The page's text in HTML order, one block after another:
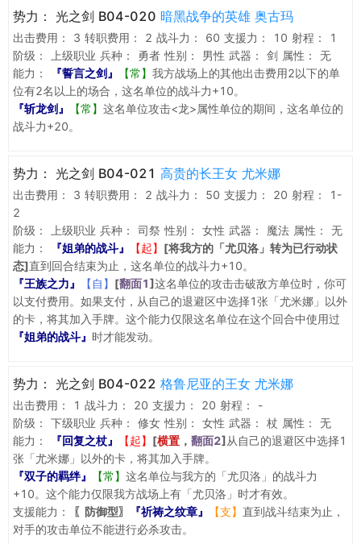
势力： 光之剑 B04-020 暗黑战争的英雄 奥古玛
出击费用： 3 转职费用： 2 战斗力： 60 支援力： 10 射程：
1
阶级：
上级职业 兵种： 勇者 性别： 男性 武器： 剑 属性：
无
能力：
『誓言之剑』 【常】 我方战场上的其他出击费用2以下的单
位有2名以上的场合，这名单位的战斗力+10。
『斩龙剑』
【常】 这名单位攻击<龙>属性单位的期间，这名单位的
战斗力+20。
势力： 光之剑 B04-021 高贵的长王女 尤米娜
出击费用： 3 转职费用： 2 战斗力： 50 支援力： 20 射程：
1-
2
阶级：
上级职业 兵种： 司祭 性别： 女性 武器： 魔法 属性：
无
能力：
『姐弟的战斗』 【起】 [将我方的「尤贝洛」转为已行动状
态]直到回合结束为止，这名单位的战斗力+10。
『王族之力』
【自】 [翻面1]这名单位的攻击击破敌方单位时，你可
以支付费用。如果支付，从自己的退避区中选择1张「尤米娜」以外
的卡，将其加入手牌。这个能力仅限这名单位在这个回合中使用过
『姐弟的战斗』 时才能发动。
势力： 光之剑 B04-022 格鲁尼亚的王女 尤米娜
出击费用： 1 战斗力： 20 支援力： 20 射程：
-
阶级：
下级职业 兵种： 修女 性别： 女性 武器： 杖 属性：
无
能力：
『回复之杖』 【起】 [横置 ， 翻面2] 从自己的退避区中选择1
张「尤米娜」以外的卡，将其加入手牌。
『双子的羁绊』
【常】 这名单位与我方的「尤贝洛」的战斗力
+10。这个能力仅限我方战场上有「尤贝洛」时才有效。
支援能力：
〖防御型〗 『祈祷之纹章』 【支】 直到战斗结束为止，
对手的攻击单位不能进行必杀攻击。